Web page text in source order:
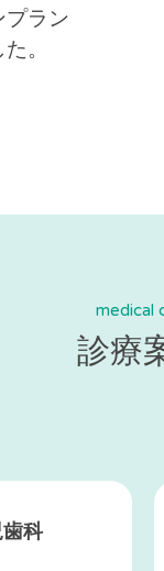
プラン
。
medical
診療
科